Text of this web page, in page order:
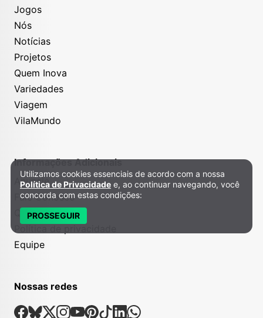
Jogos
Nós
Notícias
Projetos
Quem Inova
Variedades
Viagem
VilaMundo
Informações Adicionais
Anuncie
Fale Conosco
Quem somos
Equipe
Nossas redes
Nossas Redes Sociais
Facebook
Bsky
X Instagram
Youtube
Pinterest
TiktokLinkedin
Whatsapp
Política de Privacidade e Cookies
Utilizamos cookies essenciais de acordo com a nossa
Política de Privacidade e, ao continuar navegando, você
concorda com estas condições:
PROSSEGUIR